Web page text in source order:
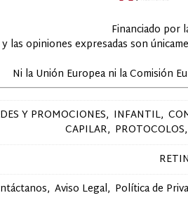
Financiado por
las opiniones expresadas son
Ni la Unión Europea ni la Comisión
Y PROMOCIONES INFANTIL
CAPILAR PROTOCOLOS
Aviso Legal Política de